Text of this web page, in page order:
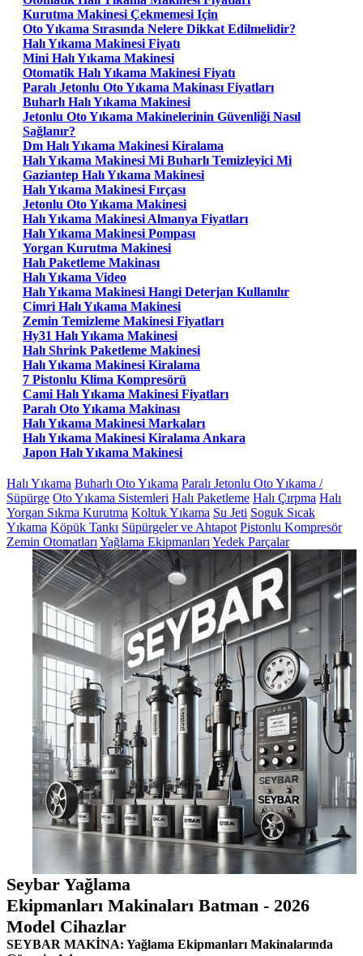
Kurutma Makinesi Çekmemesi Için
Oto Yıkama Sırasında Nelere Dikkat Edilmelidir?
Halı Yıkama Makinesi Fiyatı
Mini Halı Yıkama Makinesi
Otomatik Halı Yıkama Makinesi Fiyatı
Paralı Jetonlu Oto Yıkama Makinası Fiyatları
Buharlı Halı Yıkama Makinesi
Jetonlu Oto Yıkama Makinelerinin Güvenliği Nasıl
Sağlanır?
Dm Halı Yıkama Makinesi Kiralama
Halı Yıkama Makinesi Mi Buharlı Temizleyici Mi
Gaziantep Halı Yıkama Makinesi
Halı Yıkama Makinesi Fırçası
Jetonlu Oto Yıkama Makinesi
Halı Yıkama Makinesi Almanya Fiyatları
Halı Yıkama Makinesi Pompası
Yorgan Kurutma Makinesi
Halı Paketleme Makinası
Halı Yıkama Video
Halı Yıkama Makinesi Hangi Deterjan Kullanılır
Cimri Halı Yıkama Makinesi
Zemin Temizleme Makinesi Fiyatları
Hy31 Halı Yıkama Makinesi
Halı Shrink Paketleme Makinesi
Halı Yıkama Makinesi Kiralama
7 Pistonlu Klima Kompresörü
Cami Halı Yıkama Makinesi Fiyatları
Paralı Oto Yıkama Makinası
Halı Yıkama Makinesi Markaları
Halı Yıkama Makinesi Kiralama Ankara
Japon Halı Yıkama Makinesi
Halı Yıkama Buharlı Oto Yıkama Paralı Jetonlu Oto Yıkama /
Süpürge Oto Yıkama Sistemleri Halı Paketleme Halı Çırpma Halı
Yorgan Sıkma Kurutma Koltuk Yıkama Su Jeti Soguk Sıcak
Yıkama Köpük Tankı Süpürgeler ve Ahtapot Pistonlu Kompresör
Zemin Otomatları Yağlama Ekipmanları Yedek Parçalar
Seybar Yağlama
Ekipmanları Makinaları Batman - 2026
Model Cihazlar
SEYBAR MAKİNA: Yağlama Ekipmanları Makinalarında